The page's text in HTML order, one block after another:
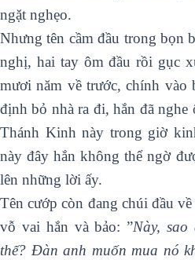
ngặt nghẹo.
Nhưng tên cầm đầu trong bọn
nghị, hai tay ôm đầu rồi gục
mươi năm về trước, chính vào
định bỏ nhà ra đi, hắn đã
Thánh Kinh này trong giờ
này đây hắn không thể ngờ
lên những lời ấy.
Tên cướp còn đang chúi đầu
vỗ vai hắn và bảo: ”Này, sao
thế? Đàn anh muốn mua nó